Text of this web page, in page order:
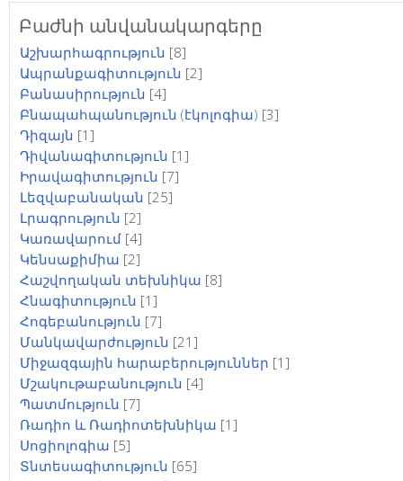
Բաժնի անվանակարգերը
Աշխարհագրություն [8]
Ապրանքագիտություն [2]
Բանասիրություն [4]
Բնապահպանություն (էկոլոգիա) [3]
Դիզայն [1]
Դիվանագիտություն [1]
Իրավագիտություն [7]
Լեզվաբանական [25]
Լրագրություն [2]
Կառավարում [4]
Կենսաքիմիա [2]
Հաշվողական տեխնիկա [8]
Հնագիտություն [1]
Հոգեբանություն [7]
Մանկավարժություն [21]
Միջազգային հարաբերություններ [1]
Մշակութաբանություն [4]
Պատմություն [7]
Ռադիո և Ռադիոտեխնիկա [1]
Սոցիոլոգիա [5]
Տնտեսագիտություն [65]